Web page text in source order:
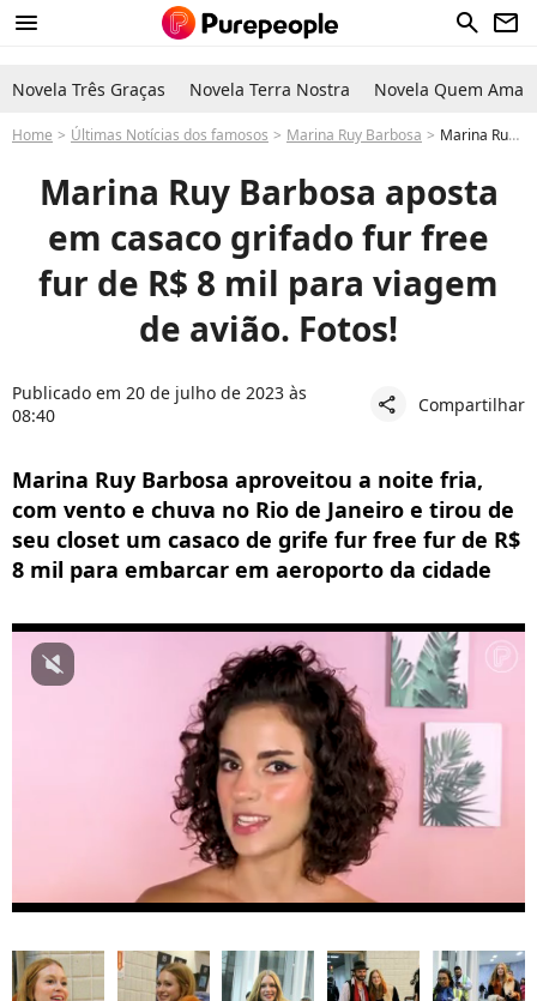
menu search newsletter
Novela Três Graças Novela Terra Nostra Novela Quem Ama
Home Últimas Notícias dos famosos Marina Ruy Barbosa Marina Ruy Barbosa chama atenção com casaco de grife em aeroporto do Rio. Saiba valor da peça!
Marina Ruy Barbosa aposta
em casaco grifado fur free
fur de R$ 8 mil para viagem
de avião. Fotos!
Publicado em 20 de julho de 2023 às
08:40
share Compartilhar
Marina Ruy Barbosa aproveitou a noite fria,
com vento e chuva no Rio de Janeiro e tirou de
seu closet um casaco de grife fur free fur de R$
8 mil para embarcar em aeroporto da cidade